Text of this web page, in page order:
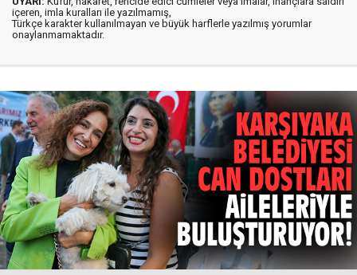
içeren, imla kuralları ile yazılmamış,
Türkçe karakter kullanılmayan ve büyük harflerle yazılmış yorumlar
onaylanmamaktadır.